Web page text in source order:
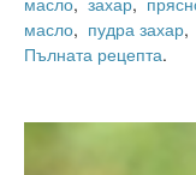
масло, пудра захар,
Пълната рецепта.